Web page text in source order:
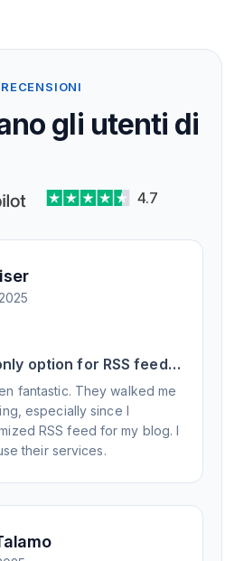
RECENSIONI
gli utenti di
4.7
option for RSS feed
fantastic. They walked me
especially since I
RSS feed for my blog. I
their services.